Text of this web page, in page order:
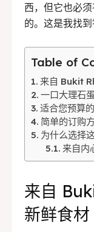
Français
日本語
西，但它也必
的。这是我找到
Table of
来自 Bukit
一口大理石
适合您预算
简单的订购
为什么选择
来自内
来自
新鲜食材